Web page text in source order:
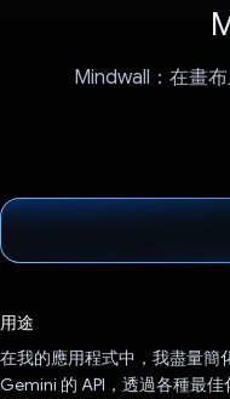
Mindwall：在畫布
用途
在我的應用程式中，我盡量簡
Gemini 的 API，透過各種最